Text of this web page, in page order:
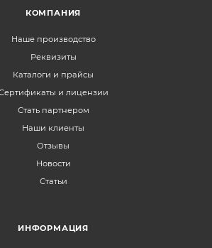
КОМПАНИЯ
Наше производство
Реквизиты
Каталоги и прайсы
и лицензии
Стать партнером
Наши клиенты
Отзывы
Новости
Статьи
ИНФОРМАЦИЯ